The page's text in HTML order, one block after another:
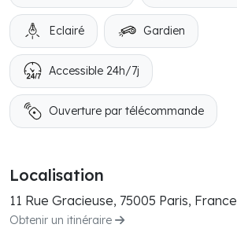
Eclairé Gardien
Accessible 24h/7j
Ouverture par télécommande
Localisation
11 Rue Gracieuse, 75005 Paris, France
Obtenir un itinéraire